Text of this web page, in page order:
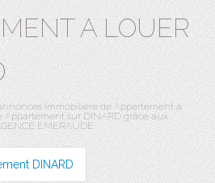
A LOUER
immobilière de Appartement à
Appartement sur DINARD grâce aux
EMERAUDE.
DINARD